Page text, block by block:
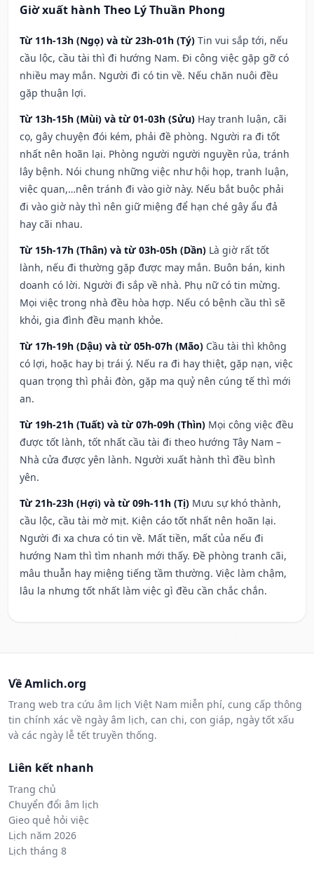
Giờ xuất hành Theo Lý Thuần Phong
Từ 11h-13h (Ngọ) và từ 23h-01h (Tý) Tin vui sắp tới, nếu
cầu lộc, cầu tài thì đi hướng Nam. Đi công việc gặp gỡ có
nhiều may mắn. Người đi có tin về. Nếu chăn nuôi đều
gặp thuận lợi.
Từ 13h-15h (Mùi) và từ 01-03h (Sửu) Hay tranh luận, cãi
cọ, gây chuyện đói kém, phải đề phòng. Người ra đi tốt
nhất nên hoãn lại. Phòng người người nguyền rủa, tránh
lây bệnh. Nói chung những việc như hội họp, tranh luận,
việc quan,…nên tránh đi vào giờ này. Nếu bắt buộc phải
đi vào giờ này thì nên giữ miệng để hạn ché gây ẩu đả
hay cãi nhau.
Từ 15h-17h (Thân) và từ 03h-05h (Dần) Là giờ rất tốt
lành, nếu đi thường gặp được may mắn. Buôn bán, kinh
doanh có lời. Người đi sắp về nhà. Phụ nữ có tin mừng.
Mọi việc trong nhà đều hòa hợp. Nếu có bệnh cầu thì sẽ
khỏi, gia đình đều mạnh khỏe.
Từ 17h-19h (Dậu) và từ 05h-07h (Mão) Cầu tài thì không
có lợi, hoặc hay bị trái ý. Nếu ra đi hay thiệt, gặp nạn, việc
quan trọng thì phải đòn, gặp ma quỷ nên cúng tế thì mới
an.
Từ 19h-21h (Tuất) và từ 07h-09h (Thìn) Mọi công việc đều
được tốt lành, tốt nhất cầu tài đi theo hướng Tây Nam –
Nhà cửa được yên lành. Người xuất hành thì đều bình
yên.
Từ 21h-23h (Hợi) và từ 09h-11h (Tị) Mưu sự khó thành,
cầu lộc, cầu tài mờ mịt. Kiện cáo tốt nhất nên hoãn lại.
Người đi xa chưa có tin về. Mất tiền, mất của nếu đi
hướng Nam thì tìm nhanh mới thấy. Đề phòng tranh cãi,
mâu thuẫn hay miệng tiếng tầm thường. Việc làm chậm,
lâu la nhưng tốt nhất làm việc gì đều cần chắc chắn.
Về Amlich.org
Trang web tra cứu âm lịch Việt Nam miễn phí, cung cấp thông
tin chính xác về ngày âm lịch, can chi, con giáp, ngày tốt xấu
và các ngày lễ tết truyền thống.
Liên kết nhanh
Trang chủ
Chuyển đổi âm lịch
Gieo quẻ hỏi việc
Lịch năm 2026
Lịch tháng 8